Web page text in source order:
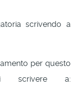
scrivendo a
per questo
scrivere a: